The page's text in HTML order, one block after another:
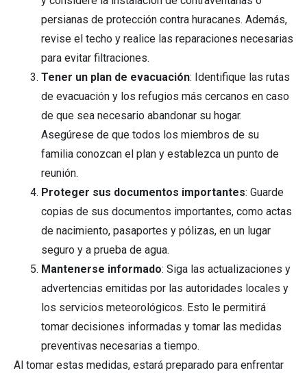
persianas de protección contra huracanes. Además,
revise el techo y realice las reparaciones necesarias
para evitar filtraciones.
Tener un plan de evacuación: Identifique las rutas
de evacuación y los refugios más cercanos en caso
de que sea necesario abandonar su hogar.
Asegúrese de que todos los miembros de su
familia conozcan el plan y establezca un punto de
reunión.
Proteger sus documentos importantes: Guarde
copias de sus documentos importantes, como actas
de nacimiento, pasaportes y pólizas, en un lugar
seguro y a prueba de agua.
Mantenerse informado: Siga las actualizaciones y
advertencias emitidas por las autoridades locales y
los servicios meteorológicos. Esto le permitirá
tomar decisiones informadas y tomar las medidas
preventivas necesarias a tiempo.
Al tomar estas medidas, estará preparado para enfrentar